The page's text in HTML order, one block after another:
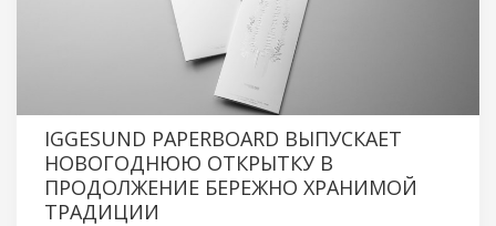
IGGESUND PAPERBOARD ВЫПУСКАЕТ
НОВОГОДНЮЮ ОТКРЫТКУ В
ПРОДОЛЖЕНИЕ БЕРЕЖНО ХРАНИМОЙ
ТРАДИЦИИ